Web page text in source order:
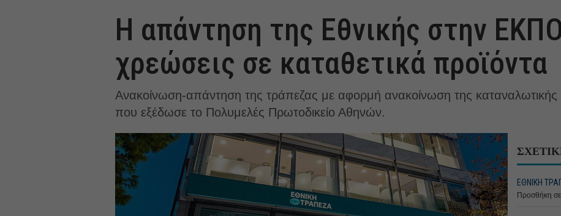
Η απάντηση της Εθνικής στην
χρεώσεις σε καταθετικά προϊόντα
Ανακοίνωση-απάντηση της τράπεζας με αφορμή ανακοίνωση της
που εξέδωσε το Πολυμελές Πρωτοδικείο Αθηνών.
ΕΘΝΙΚΗ
Προσθήκη